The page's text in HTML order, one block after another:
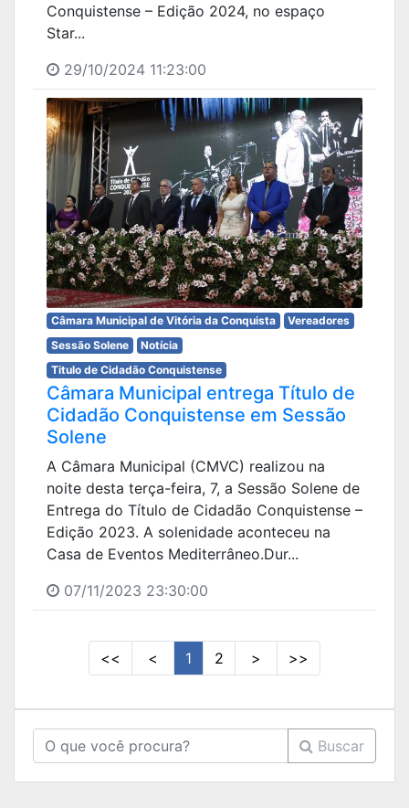
Conquistense – Edição 2024, no espaço
Star...
29/10/2024 11:23:00
Câmara Municipal de Vitória da Conquista
Vereadores
Sessão Solene
Notícia
Titulo de Cidadão Conquistense
Câmara Municipal entrega Título de
Cidadão Conquistense em Sessão
Solene
A Câmara Municipal (CMVC) realizou na
noite desta terça-feira, 7, a Sessão Solene de
Entrega do Título de Cidadão Conquistense –
Edição 2023. A solenidade aconteceu na
Casa de Eventos Mediterrâneo.Dur...
07/11/2023 23:30:00
<< < 1 2 > >>
Buscar